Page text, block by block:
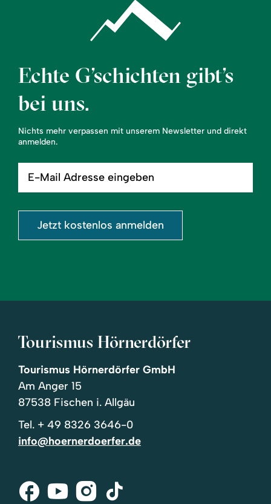
Echte G’schichten gibt’s
bei uns.
Nichts mehr verpassen mit unserem Newsletter und direkt
anmelden.
Mail
eingeben
Jetzt kostenlos anmelden
Tourismus Hörnerdörfer
Tourismus Hörnerdörfer GmbH
Am Anger 15
87538 Fischen i. Allgäu
Tel. + 49 8326 3646-0
info@hoernerdoerfer.de
Facebook
Youtube
Instagram
Tik-